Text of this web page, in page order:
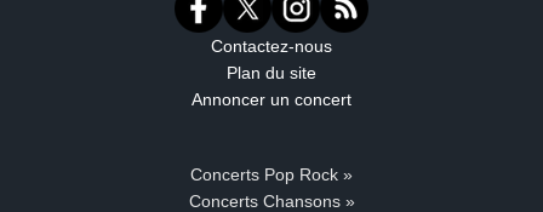
Contactez-nous
Plan du site
Annoncer un concert
Concerts Pop Rock »
Concerts Chansons »